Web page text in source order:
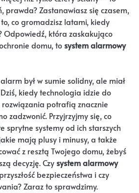
prawda? Zastanawiasz się czasem,
co gromadzisz latami, kiedy
Odpowiedź, która zaskakująco
domu, to system alarmowy
był w sumie solidny, ale miał
kiedy technologia idzie do
potrafią znacznie
zadzwonić. Przyjrzyjmy się, co
sprytne systemy od ich starszych
mają plusy i minusy, a także
z resztą Twojego domu, żebyś
decyzję. Czy system alarmowy
bezpieczeństwa i czy
Zaraz to sprawdzimy.